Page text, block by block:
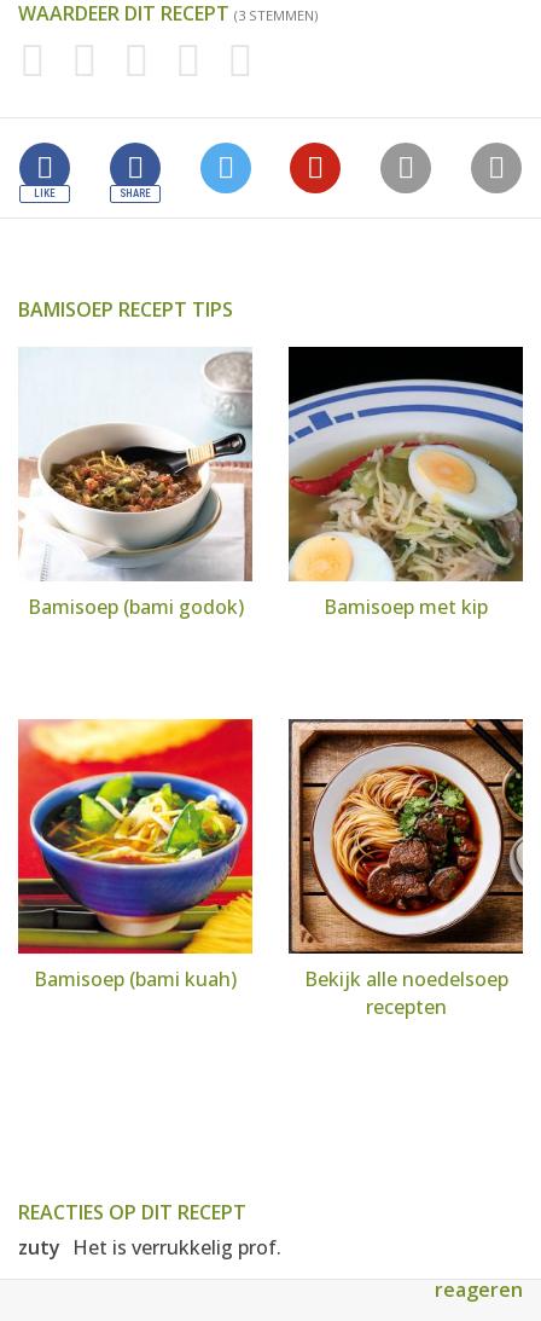
WAARDEER DIT RECEPT (3 STEMMEN)
BAMISOEP RECEPT TIPS
Bamisoep (bami godok) Bamisoep met kip
Bamisoep (bami kuah)
Bekijk alle noedelsoep
recepten
REACTIES OP DIT RECEPT
zuty Het is verrukkelig prof.
reageren